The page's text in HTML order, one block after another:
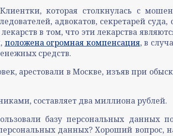
которая столкнулась с
адвокатов, секретарей
в том, что эти лекарства
положена огромная компенсация, в
средств.
арестовали в Москве, изъяв при
составляет два миллиона рублей.
базу персональных данных
данных? Хороший вопрос,